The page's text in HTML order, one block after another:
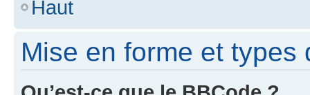
Haut
Mise en forme et types